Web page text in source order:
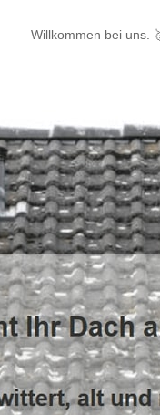
Willkommen bei uns.